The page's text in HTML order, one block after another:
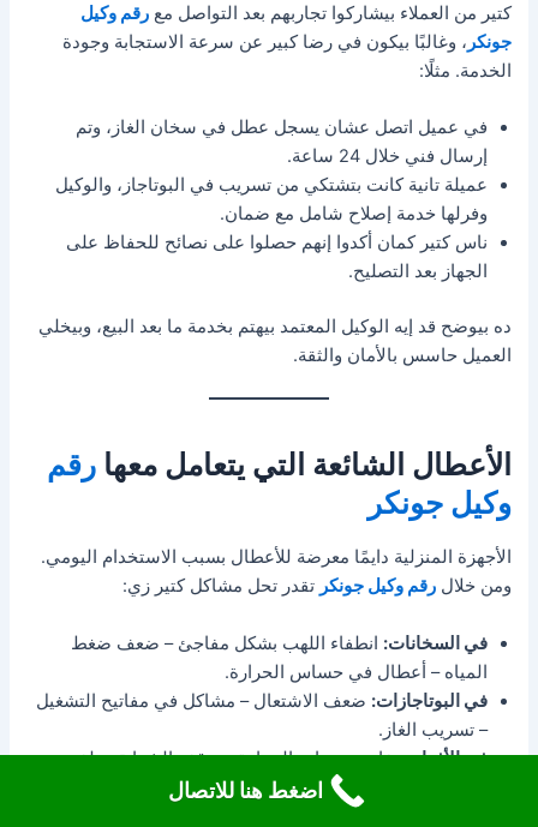
كتير من العملاء بيشاركوا تجاربهم بعد التواصل معرقم وكيل
جونكر ، وغالبًا بيكون في رضا كبير عن سرعة الاستجابة وجودة
الخدمة. مثلًا:
في عميل اتصل عشان يسجل عطل في سخان الغاز، وتم
إرسال فني خلال 24 ساعة.
عميلة تانية كانت بتشتكي من تسريب في البوتاجاز، والوكيل
وفرلها خدمة إصلاح شامل مع ضمان.
ناس كتير كمان أكدوا إنهم حصلوا على نصائح للحفاظ على
الجهاز بعد التصليح.
ده بيوضح قد إيه الوكيل المعتمد بيهتم بخدمة ما بعد البيع، وبيخلي
العميل حاسس بالأمان والثقة.
الأعطال الشائعة التي يتعامل معهارقم
وكيل جونكر
الأجهزة المنزلية دايمًا معرضة للأعطال بسبب الاستخدام اليومي.
ومن خلالرقم وكيل جونكر تقدر تحل مشاكل كتير زي:
في السخانات: انطفاء اللهب بشكل مفاجئ – ضعف ضغط
المياه – أعطال في حساس الحرارة.
في البوتاجازات: ضعف الاشتعال – مشاكل في مفاتيح التشغيل
– تسريب الغاز.
في الأفران:تفاوت درجات الحرارة – توقف الشواية – تلف
اضغط هنا للاتصال